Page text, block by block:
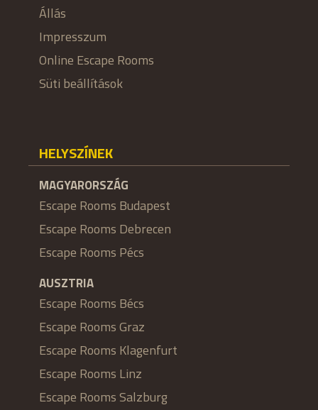
Állás
Impresszum
Online Escape Rooms
Süti beállítások
HELYSZÍNEK
MAGYARORSZÁG
Escape Rooms Budapest
Escape Rooms Debrecen
Escape Rooms Pécs
AUSZTRIA
Escape Rooms Bécs
Escape Rooms Graz
Escape Rooms Klagenfurt
Escape Rooms Linz
Escape Rooms Salzburg